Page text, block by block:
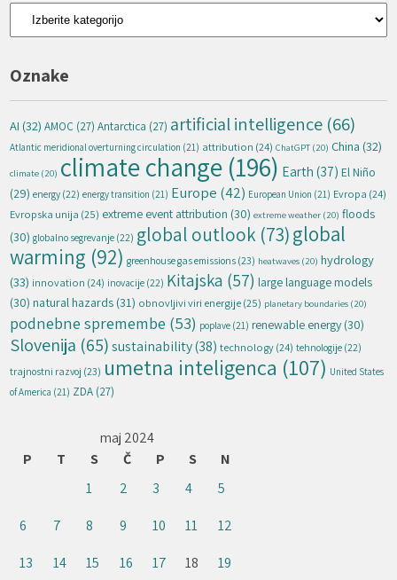
Kategorije
Oznake
AI (32) AMOC (27) Antarctica (27) artificial intelligence (66)
Atlantic meridional overturning circulation (21) attribution (24) ChatGPT (20) China (32)
climate (20) climate change (196) Earth (37) El Niño
(29) energy (22) energy transition (21) Europe (42) European Union (21) Evropa (24)
Evropska unija (25) extreme event attribution (30) extreme weather (20) floods
(30) globalno segrevanje (22) global outlook (73)global
warming (92) greenhouse gas emissions (23) heatwaves (20) hydrology
(33) innovation (24) inovacije (22) Kitajska (57) large language models
(30) natural hazards (31) obnovljivi viri energije(25) planetary boundaries (20)
podnebne spremembe (53) poplave (21) renewable energy (30)
Slovenija (65) sustainability(38) technology(24) tehnologije (22)
trajnostni razvoj (23) umetna inteligenca (107) United States
of America (21) ZDA (27)
maj 2024
P
T S Č P S
N
1
2 3 4
5
6
7 8 9 10 11
12
13
14 15 16 17 18 19